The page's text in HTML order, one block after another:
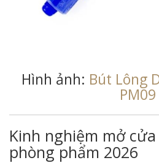
Hình ảnh: Bút Lông
PM09
Kinh nghiệm mở
phòng phẩm 2026